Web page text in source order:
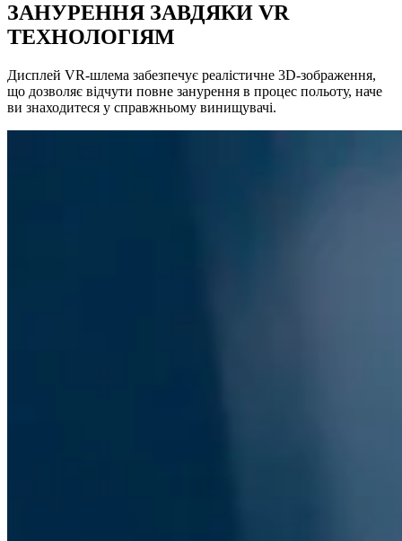
ЗАНУРЕННЯ ЗАВДЯКИ VR
ТЕХНОЛОГІЯМ
Дисплей VR-шлема забезпечує реалістичне 3D-зображення,
що дозволяє відчути повне занурення в процес польоту, наче
ви знаходитеся у справжньому винищувачі.